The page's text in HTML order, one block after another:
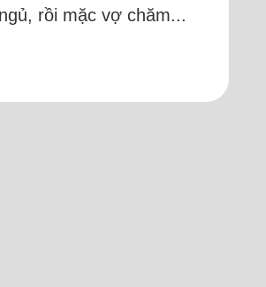
rồi mặc vợ chăm...